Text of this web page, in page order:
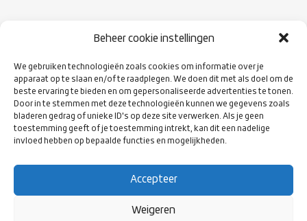
Beheer cookie instellingen
We gebruiken technologieën zoals cookies om informatie over je
apparaat op te slaan en/of te raadplegen. We doen dit met als doel om de
beste ervaring te bieden en om gepersonaliseerde advertenties te tonen.
Door in te stemmen met deze technologieën kunnen we gegevens zoals
bladeren gedrag of unieke ID's op deze site verwerken. Als je geen
toestemming geeft of je toestemming intrekt, kan dit een nadelige
invloed hebben op bepaalde functies en mogelijkheden.
Accepteer
Weigeren
OP SOCIAL
MEDIA